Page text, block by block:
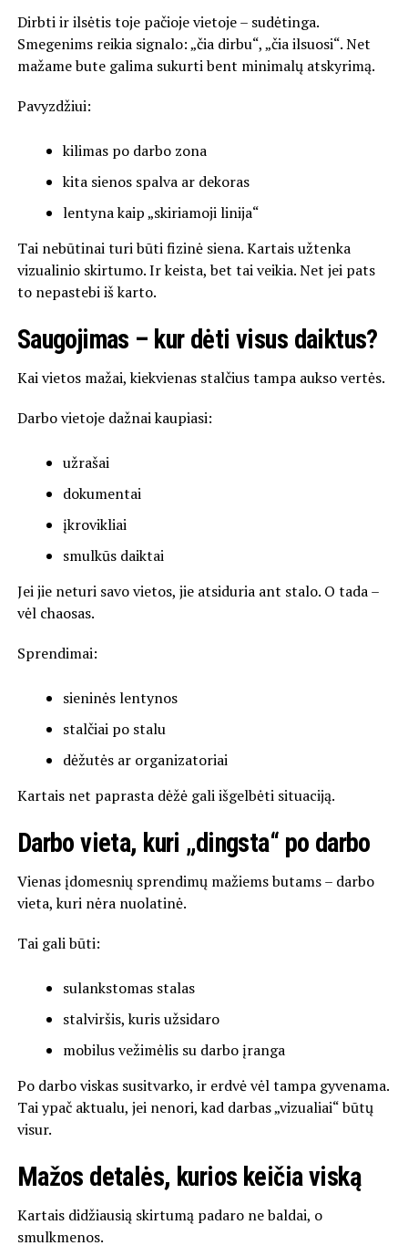
Dirbti ir ilsėtis toje pačioje vietoje – sudėtinga.
Smegenims reikia signalo: „čia dirbu“, „čia ilsuosi“. Net
mažame bute galima sukurti bent minimalų atskyrimą.
Pavyzdžiui:
kilimas po darbo zona
kita sienos spalva ar dekoras
lentyna kaip „skiriamoji linija“
Tai nebūtinai turi būti fizinė siena. Kartais užtenka
vizualinio skirtumo. Ir keista, bet tai veikia. Net jei pats
to nepastebi iš karto.
Saugojimas – kur dėti visus daiktus?
Kai vietos mažai, kiekvienas stalčius tampa aukso vertės.
Darbo vietoje dažnai kaupiasi:
užrašai
dokumentai
įkrovikliai
smulkūs daiktai
Jei jie neturi savo vietos, jie atsiduria ant stalo. O tada –
vėl chaosas.
Sprendimai:
sieninės lentynos
stalčiai po stalu
dėžutės ar organizatoriai
Kartais net paprasta dėžė gali išgelbėti situaciją.
Darbo vieta, kuri „dingsta“ po darbo
Vienas įdomesnių sprendimų mažiems butams – darbo
vieta, kuri nėra nuolatinė.
Tai gali būti:
sulankstomas stalas
stalviršis, kuris užsidaro
mobilus vežimėlis su darbo įranga
Po darbo viskas susitvarko, ir erdvė vėl tampa gyvenama.
Tai ypač aktualu, jei nenori, kad darbas „vizualiai“ būtų
visur.
Mažos detalės, kurios keičia viską
Kartais didžiausią skirtumą padaro ne baldai, o
smulkmenos.